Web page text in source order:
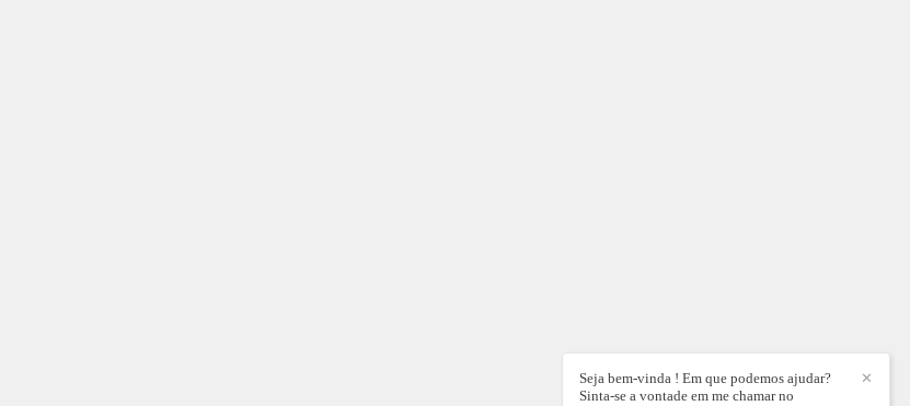
✕
Seja bem-vinda ! Em que podemos ajudar?
Sinta-se a vontade em me chamar no